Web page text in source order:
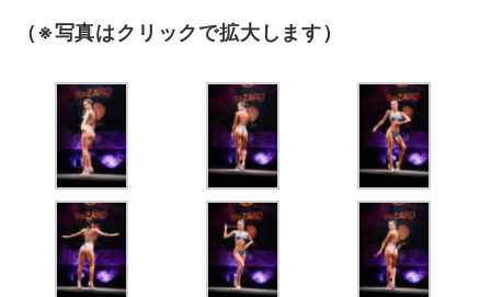
（※写真はクリックで拡大します）